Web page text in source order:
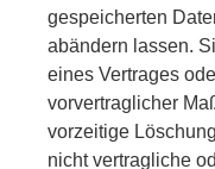
gespeicherten
abändern lassen.
eines Vertrages
vorvertraglicher
vorzeitige
nicht vertragliche